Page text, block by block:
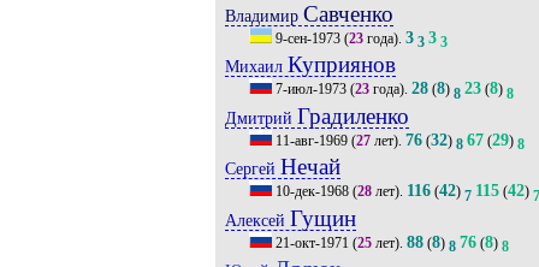
Владимир Савченко
9-сен-1973(23года). 3 3 3 3
Михаил Куприянов
7-июл-1973(23года). 28(8) 8 23(8) 8
Дмитрий Градиленко
11-авг-1969(27лет). 76(32) 8 67(29) 8
Сергей Нечай
10-дек-1968(28лет). 116(42) 7 115(42) 7
Алексей Гущин
21-окт-1971 (25лет). 88(8) 8 76(8) 8